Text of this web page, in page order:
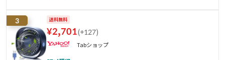
3 送料無料
¥2,701(+127)
Tabショップ